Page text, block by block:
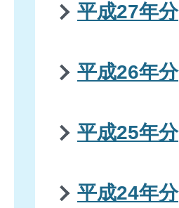
平成27年分
平成26年分
平成25年分
平成24年分